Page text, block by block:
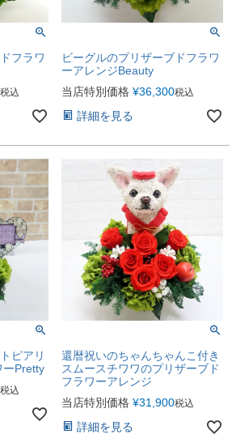
フラワ
税込
ビーグルのプリザーブドフラワ
ーアレンジBeauty
当店特別価格 ¥36,300税込
詳細を見る
ピアリ
ーPretty
税込
還暦祝いのちゃんちゃんこ付き
スムースチワワのプリザーブド
フラワーアレンジ
当店特別価格 ¥31,900税込
詳細を見る